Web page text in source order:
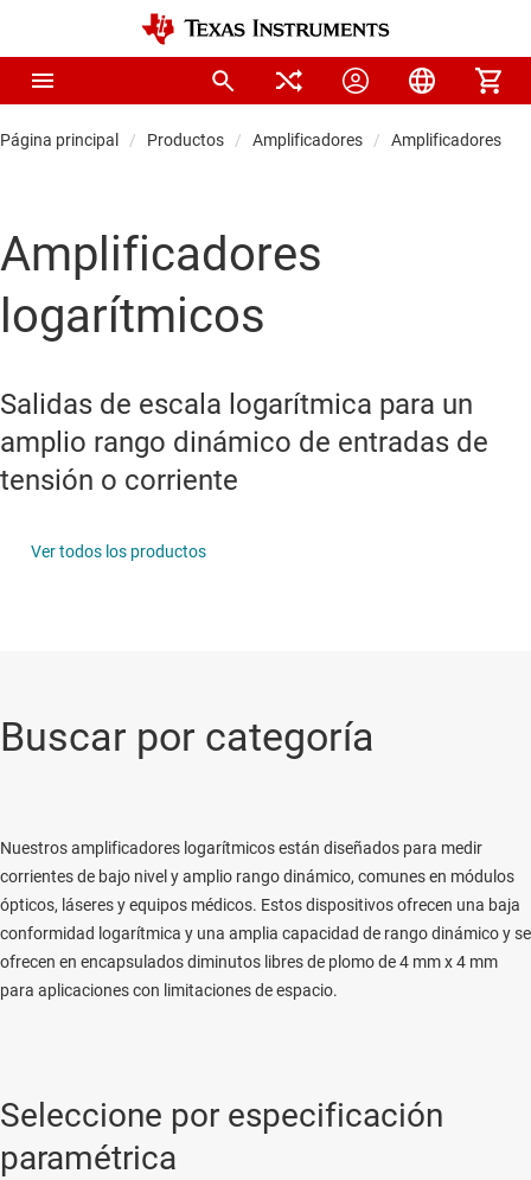
Página principal Productos Amplificadores Amplificadores de
Amplificadores
logarítmicos
Salidas de escala logarítmica para un
amplio rango dinámico de entradas de
tensión o corriente
Ver todos los productos
Buscar por categoría
Nuestros amplificadores logarítmicos están diseñados para medir
corrientes de bajo nivel y amplio rango dinámico, comunes en módulos
ópticos, láseres y equipos médicos. Estos dispositivos ofrecen una baja
conformidad logarítmica y una amplia capacidad de rango dinámico y se
ofrecen en encapsulados diminutos libres de plomo de 4 mm x 4 mm
para aplicaciones con limitaciones de espacio.
Seleccione por especificación
paramétrica